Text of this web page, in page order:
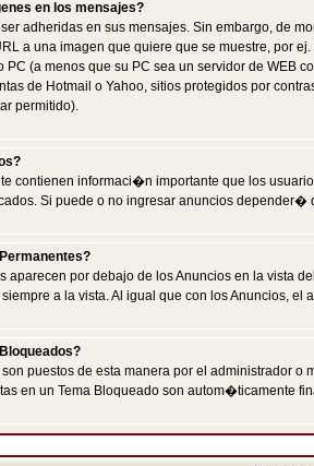
en los mensajes?
adheridas en sus mensajes. Sin embargo, de
a una imagen que quiere que se muestre, por
PC (a menos que su PC sea un servidor de
de Hotmail o Yahoo, sitios protegidos por
permitido).
contienen informaci�n importante que los
Si puede o no ingresar anuncios
aparecen por debajo de los Anuncios en la
a la vista. Al igual que con los Anuncios,
puestos de esta manera por el administrador
en un Tema Bloqueado son autom�ticamente